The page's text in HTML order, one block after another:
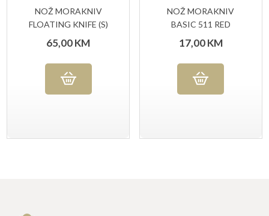
NOŽ MORAKNIV
FLOATING KNIFE (S)
65,00KM
NOŽ MORAKNIV
BASIC 511 RED
17,00KM